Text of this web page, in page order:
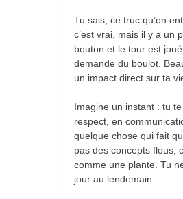
Tu sais, ce truc qu’on
c’est vrai, mais il y a un
bouton et le tour est
demande du boulot.
un impact direct sur ta
Imagine un instant : tu
respect, en
quelque chose qui fait
pas des concepts flous,
comme une plante. Tu
jour au lendemain.